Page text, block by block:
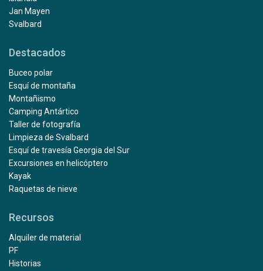
Jan Mayen
Svalbard
Destacados
Buceo polar
Esquí de montaña
Montañismo
Camping Antártico
Taller de fotografía
Limpieza de Svalbard
Esquí de travesía Georgia del Sur
Excursiones en helicóptero
Kayak
Raquetas de nieve
Recursos
Alquiler de material
PF
Historias